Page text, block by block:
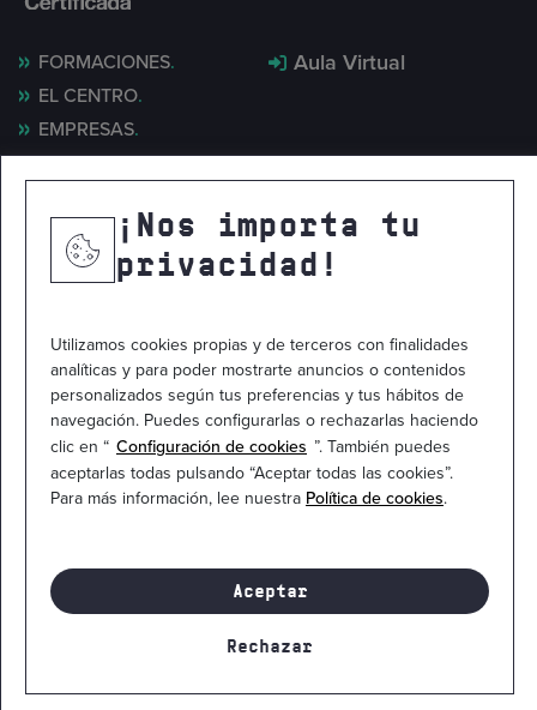
FORMACIONES
EL CENTRO
EMPRESAS
MINT LAB
CONTACTO
Aula Virtual
© 2026Manufactura de Ingenios Tecnológicos. S.L.Todos los
derechos están reservados
¡Nos importa tu
privacidad!
Utilizamos cookies propias y de terceros con finalidades
analíticas y para poder mostrarte anuncios o contenidos
personalizados según tus preferencias y tus hábitos de
navegación. Puedes configurarlas o rechazarlas haciendo
clic en “ Configuración de cookies ”. También puedes
aceptarlas todas pulsando “Aceptar todas las cookies”.
Para más información, lee nuestra Política de cookies.
Aceptar
Rechazar